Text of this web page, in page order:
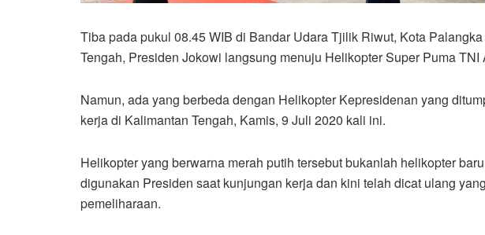
Tiba pada pukul 08.45 WIB di Bandar Udara Tjilik Riwut, Kota
Tengah, Presiden Jokowi langsung menuju Helikopter Super Puma
Namun, ada yang berbeda dengan Helikopter Kepresidenan yang
kerja di Kalimantan Tengah, Kamis, 9 Juli 2020 kali ini.
Helikopter yang berwarna merah putih tersebut bukanlah helikopter
digunakan Presiden saat kunjungan kerja dan kini telah dicat ulang
pemeliharaan.